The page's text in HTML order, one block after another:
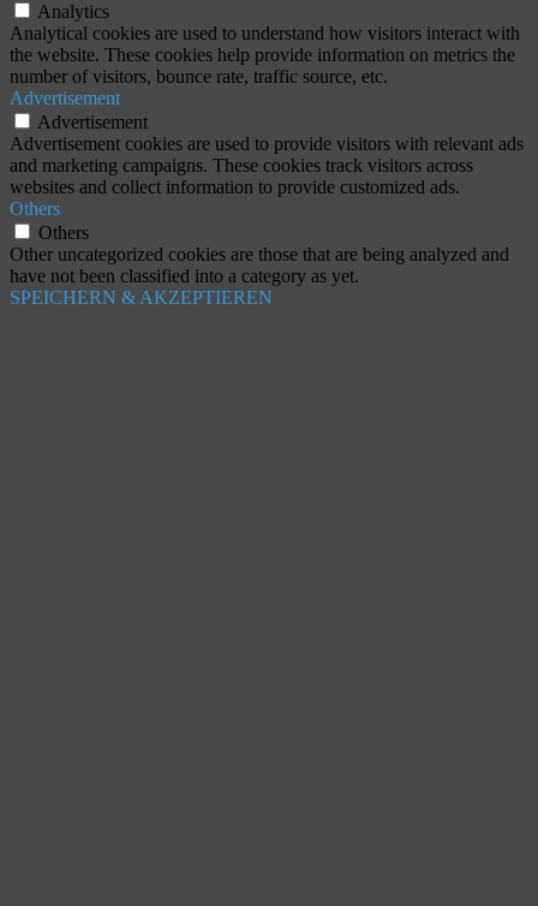
Analytics
Analytical cookies are used to understand how visitors interact with
the website. These cookies help provide information on metrics the
number of visitors, bounce rate, traffic source, etc.
Advertisement
Advertisement
Advertisement cookies are used to provide visitors with relevant ads
and marketing campaigns. These cookies track visitors across
websites and collect information to provide customized ads.
Others
Others
Other uncategorized cookies are those that are being analyzed and
have not been classified into a category as yet.
SPEICHERN & AKZEPTIEREN